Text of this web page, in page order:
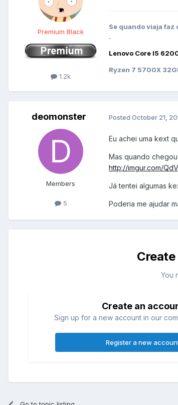
Premium Black
1.2k
Se quando viaja faz
.
Lenovo Core I5
Ryzen 7 5700X
deomonster
Members
5
Posted October 21,
Eu achei uma kext
Mas quando
http://imgur.com/
Já tentei algumas
Poderia me ajudar
You
Create an
Sign up for a new account in our
Register a new